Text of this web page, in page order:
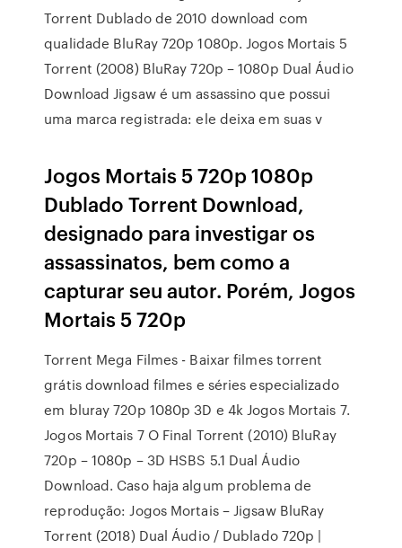
Torrent Dublado de 2010 download com
qualidade BluRay 720p 1080p. Jogos Mortais 5
Torrent (2008) BluRay 720p – 1080p Dual Áudio
Download Jigsaw é um assassino que possui
uma marca registrada: ele deixa em suas v
Jogos Mortais 5 720p 1080p
Dublado Torrent Download,
designado para investigar os
assassinatos, bem como a
capturar seu autor. Porém, Jogos
Mortais 5 720p
Torrent Mega Filmes - Baixar filmes torrent
grátis download filmes e séries especializado
em bluray 720p 1080p 3D e 4k Jogos Mortais 7.
Jogos Mortais 7 O Final Torrent (2010) BluRay
720p – 1080p – 3D HSBS 5.1 Dual Áudio
Download. Caso haja algum problema de
reprodução: Jogos Mortais – Jigsaw BluRay
Torrent (2018) Dual Áudio / Dublado 720p |